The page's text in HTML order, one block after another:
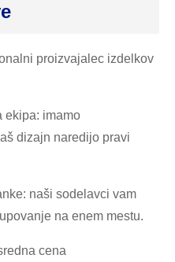
proizvajalec izdelkov
ekipa: imamo
dizajn naredijo pravi
naši sodelavci vam
na enem mestu.
cena